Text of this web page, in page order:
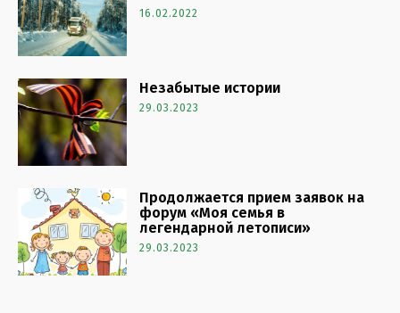
16.02.2022
Незабытые истории
29.03.2023
Продолжается прием заявок на
форум «Моя семья в
легендарной летописи»
29.03.2023